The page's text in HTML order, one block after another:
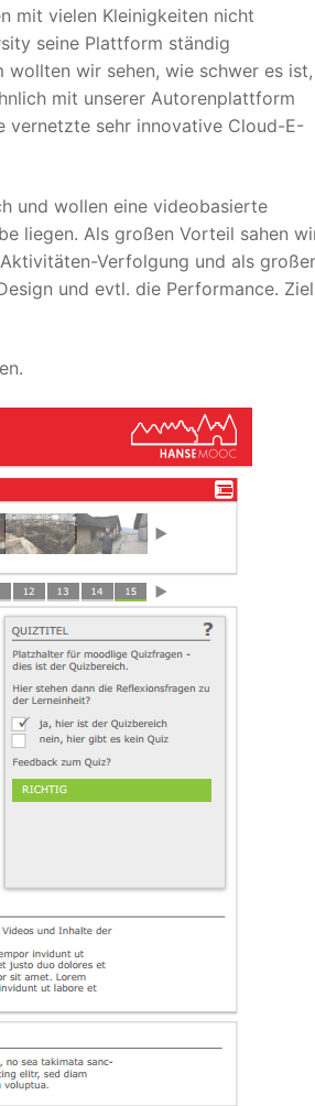
mit vielen Kleinigkeiten nicht
seine Plattform ständig
wir sehen, wie schwer es ist,
mit unserer Autorenplattform
vernetzte sehr innovative Cloud-E-
und wollen eine videobasierte
liegen. Als großen Vorteil sahen
Verfolgung und als
und evtl. die Performance. Ziel